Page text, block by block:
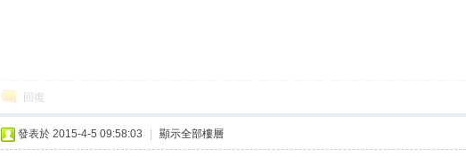
回復
發表於 2015-4-5 09:58:03 顯示全部樓層